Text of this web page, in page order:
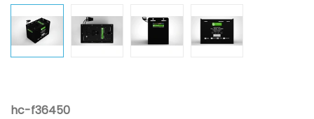
hc-f36450